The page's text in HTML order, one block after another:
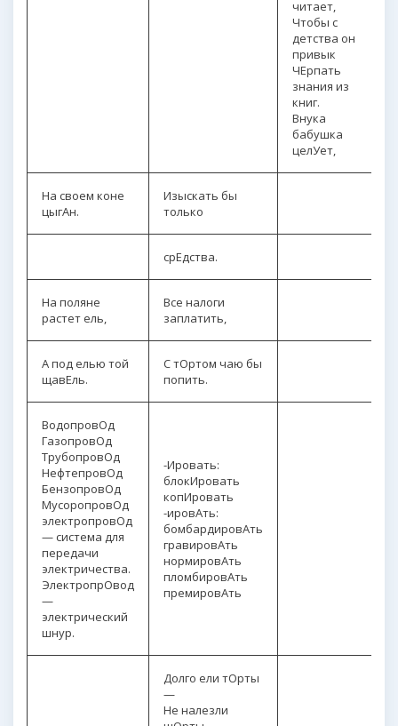
читает,
Чтобы с
детства он
привык
ЧЕрпать
знания из
книг.
Внука
бабушка
целУет,
На своем коне
цыгАн.
Изыскать бы
только
срЕдства.
На поляне
растет ель,
Все налоги
заплатить,
А под елью той
щавЕль.
С тОртом чаю бы
попить.
ВодопровОд
ГазопровОд
ТрубопровОд
НефтепровОд
БензопровОд
МусоропровОд
электропровОд
— система для
передачи
электричества.
ЭлектропрОвод
—
электрический
шнур.
-Ировать:
блокИровать
копИровать
-ировАть:
бомбардировАть
гравировАть
нормировАть
пломбировАть
премировАть
Долго ели тОрты
—
Не налезли